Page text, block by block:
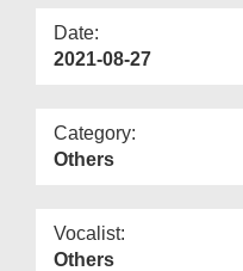
Date:
2021-08-27
Category:
Others
Vocalist:
Others